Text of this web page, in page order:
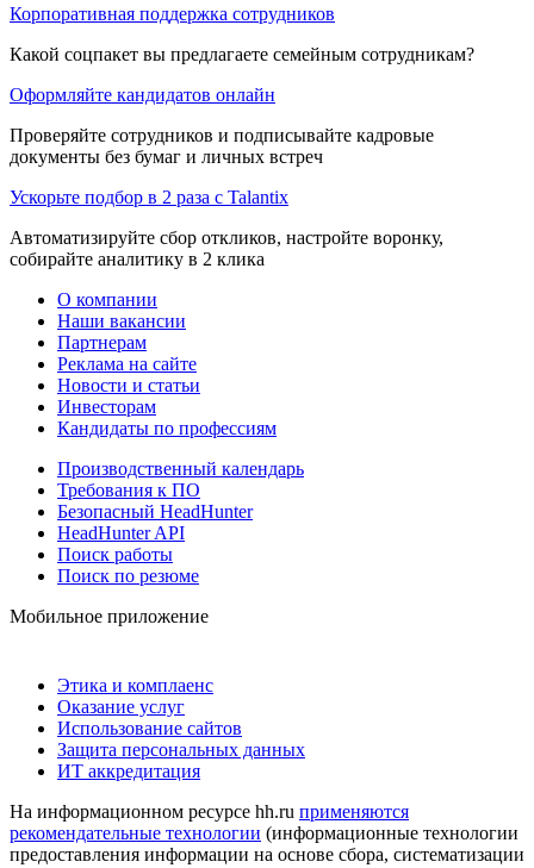
Корпоративная поддержка сотрудников
Какой соцпакет вы предлагаете семейным сотрудникам?
Оформляйте кандидатов онлайн
Проверяйте сотрудников и подписывайте кадровые
документы без бумаг и личных встреч
Ускорьте подбор в 2 раза с Talantix
Автоматизируйте сбор откликов, настройте воронку,
собирайте аналитику в 2 клика
О компании
Наши вакансии
Партнерам
Реклама на сайте
Новости и статьи
Инвесторам
Кандидаты по профессиям
Производственный календарь
Требования к ПО
Безопасный HeadHunter
HeadHunter API
Поиск работы
Поиск по резюме
Мобильное приложение
Этика и комплаенс
Оказание услуг
Использование сайтов
Защита персональных данных
ИТ аккредитация
На информационном ресурсе hh.ru применяются
рекомендательные технологии (информационные технологии
предоставления информации на основе сбора, систематизации